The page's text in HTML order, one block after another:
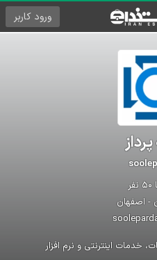
ورود کاربر
- اصفهان
خدمات اینترنتی و نرم افزار